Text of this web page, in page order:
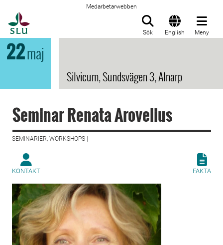
Medarbetarwebben
Sök English Meny
22maj
Silvicum, Sundsvägen 3, Alnarp
Seminar Renata Arovelius
SEMINARIER, WORKSHOPS |
KONTAKT FAKTA